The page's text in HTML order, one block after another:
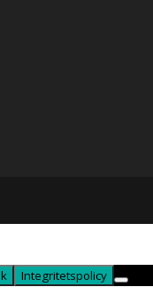
Integritetspolicy